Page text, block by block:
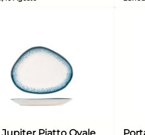
su 15
AGGIUNGI AL
Giorno stimato per la
Lunedì, 10 Agosto